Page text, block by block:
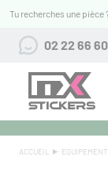
Tu recherches une pièce
02 22 66
ALPINESTARS
ACCUEIL